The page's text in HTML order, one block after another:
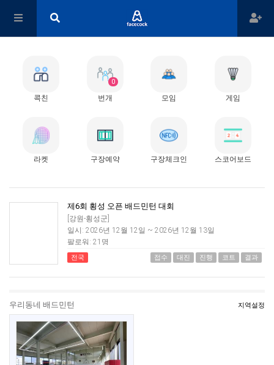
콕친
0
번개 모임 게임
라켓 구장예약 구장체크인 스코어보드
제6회 횡성 오픈 배드민턴 대회
[강원-횡성군]
일시: 2026년 12월 12일 ~ 2026년 12월 13일
팔로워: 21명
전국 접수 대진 진행 코트 결과
우리동네 배드민턴 지역설정